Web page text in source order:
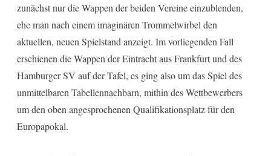
zunächst nur die Wappen der beiden Vereine einzublenden,
ehe man nach einem imaginären Trommelwirbel den
aktuellen, neuen Spielstand anzeigt. Im vorliegenden Fall
erschienen die Wappen der Eintracht aus Frankfurt und des
Hamburger SV auf der Tafel, es ging also um das Spiel des
unmittelbaren Tabellennachbarn, mithin des Wettbewerbers
um den oben angesprochenen Qualifikationsplatz für den
Europapokal.